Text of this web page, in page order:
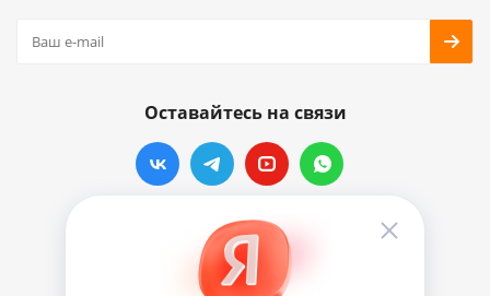
Оставайтесь на связи
Наши контакты
info@vinylmarkt.ru